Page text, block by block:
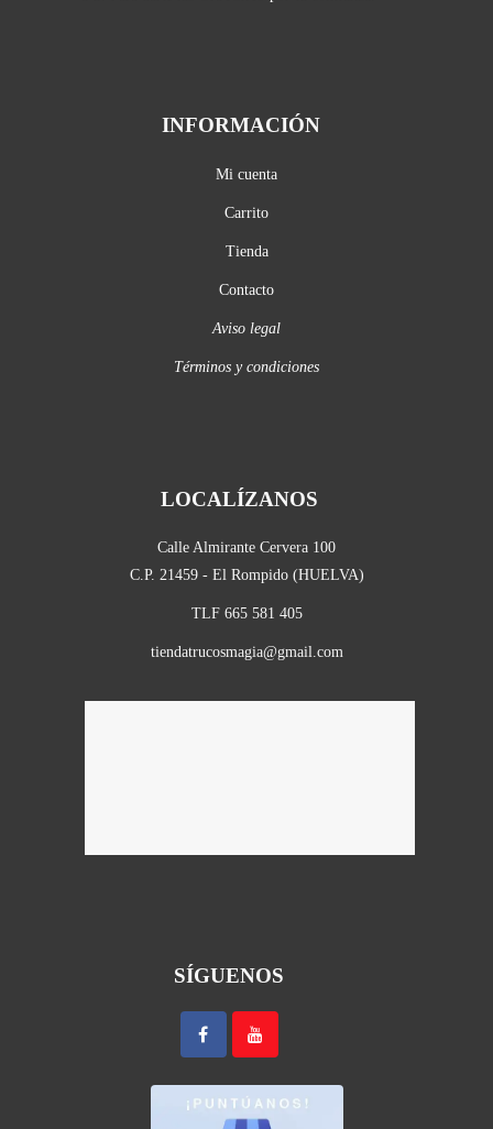
INFORMACIÓN
Mi cuenta
Carrito
Tienda
Contacto
Aviso legal
Términos y condiciones
LOCALÍZANOS
Calle Almirante Cervera 100
C.P. 21459 - El Rompido (HUELVA)
TLF 665 581 405
tiendatrucosmagia@gmail.com
SÍGUENOS